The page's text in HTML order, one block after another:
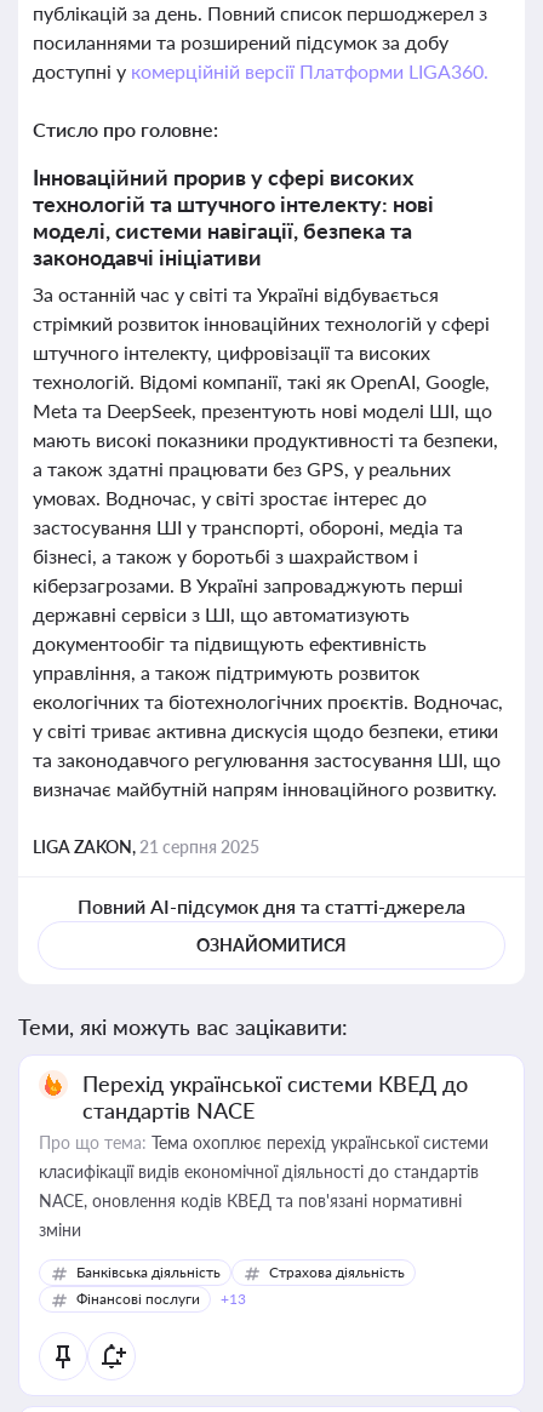
публікацій за день. Повний список першоджерел з
посиланнями та розширений підсумок за добу
доступні у комерційній версії Платформи LIGA360.
Стисло про головне:
Інноваційний прорив у сфері високих
технологій та штучного інтелекту: нові
моделі, системи навігації, безпека та
законодавчі ініціативи
За останній час у світі та Україні відбувається
стрімкий розвиток інноваційних технологій у сфері
штучного інтелекту, цифровізації та високих
технологій. Відомі компанії, такі як OpenAI, Google,
Meta та DeepSeek, презентують нові моделі ШІ, що
мають високі показники продуктивності та безпеки,
а також здатні працювати без GPS, у реальних
умовах. Водночас, у світі зростає інтерес до
застосування ШІ у транспорті, обороні, медіа та
бізнесі, а також у боротьбі з шахрайством і
кіберзагрозами. В Україні запроваджують перші
державні сервіси з ШІ, що автоматизують
документообіг та підвищують ефективність
управління, а також підтримують розвиток
екологічних та біотехнологічних проєктів. Водночас,
у світі триває активна дискусія щодо безпеки, етики
та законодавчого регулювання застосування ШІ, що
визначає майбутній напрям інноваційного розвитку.
LIGA ZAKON, 21 серпня 2025
Повний AI-підсумок дня та статті-джерела
ОЗНАЙОМИТИСЯ
Теми, які можуть вас зацікавити:
Перехід української системи КВЕД до
стандартів NACE
Про що тема: Тема охоплює перехід української системи
класифікації видів економічної діяльності до стандартів
NACE, оновлення кодів КВЕД та пов'язані нормативні
зміни
Банківська діяльність
Страхова діяльність
Фінансові послуги
+13